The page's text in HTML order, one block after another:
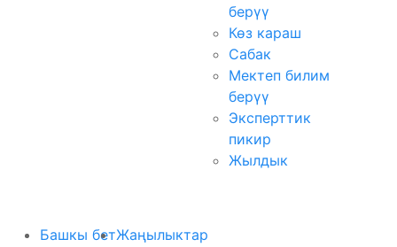
берүү
Көз караш
Сабак
Мектеп билим
берүү
Эксперттик
пикир
Жылдык
Башкы бетЖаңылыктар